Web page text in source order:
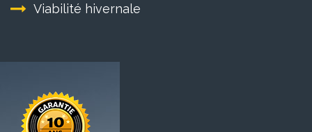
Viabilité hivernale